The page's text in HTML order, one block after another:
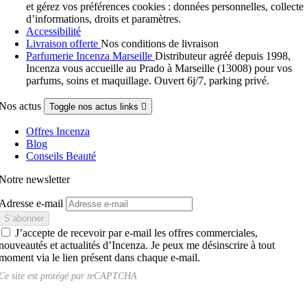
et gérez vos préférences cookies : données personnelles, collecte
d’informations, droits et paramètres.
Accessibilité
Livraison offerte Nos conditions de livraison
Parfumerie Incenza Marseille Distributeur agréé depuis 1998,
Incenza vous accueille au Prado à Marseille (13008) pour vos
parfums, soins et maquillage. Ouvert 6j/7, parking privé.
actus Toggle nos actus links 
Offres Incenza
Blog
Conseils Beauté
newsletter
e-mail
J’accepte de recevoir par e-mail les offres commerciales,
et actualités d’Incenza. Je peux me désinscrire à tout
via le lien présent dans chaque e-mail.
site est protégé parreCAPTCHA